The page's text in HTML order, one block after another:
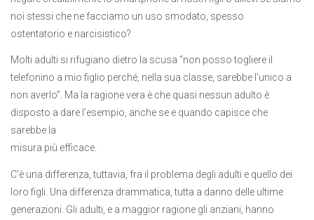
noi stessi che ne facciamo un uso smodato, spesso
ostentatorio e narcisistico?
Molti adulti si rifugiano dietro la scusa “non posso togliere il
telefonino a mio figlio perché, nella sua classe, sarebbe l’unico a
non averlo”. Ma la ragione vera è che quasi nessun adulto è
disposto a dare l’esempio, anche se e quando capisce che
sarebbe la
misura più efficace.
C’è una differenza, tuttavia, fra il problema degli adulti e quello dei
loro figli. Una differenza drammatica, tutta a danno delle ultime
generazioni. Gli adulti, e a maggior ragione gli anziani, hanno